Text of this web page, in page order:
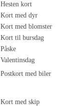
Hesten kort
Kort med dyr
Kort med blomster
Kort til bursdag
Påske
Valentinsdag
Postkort med biler
Kort med skip